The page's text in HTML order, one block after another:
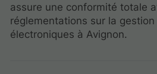
assure une conformité totale
réglementations sur la
électroniques à Avignon.